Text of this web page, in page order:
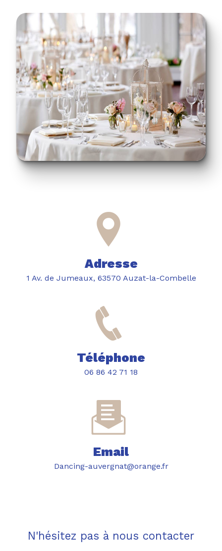
Adresse
1 Av. de Jumeaux, 63570 Auzat-la-Combelle
Téléphone
06 86 42 71 18
Email
dancing-auvergnat@orange.fr
N'hésitez pas à nous contacter